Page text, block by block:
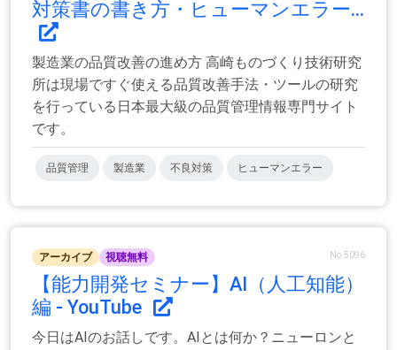
対策書の書き方・ヒューマンエラー...
製造業の品質改善の進め方 高崎ものづくり技術研究
所は現場ですぐ使える品質改善手法・ツールの研究
を行っている日本最大級の品質管理情報専門サイト
です。
品質管理 製造業 不良対策 ヒューマンエラー
アーカイブ 視聴無料 No.5096
【能力開発セミナー】AI（人工知能）
編 - YouTube
今日はAIのお話しです。AIとは何か？ニューロンと